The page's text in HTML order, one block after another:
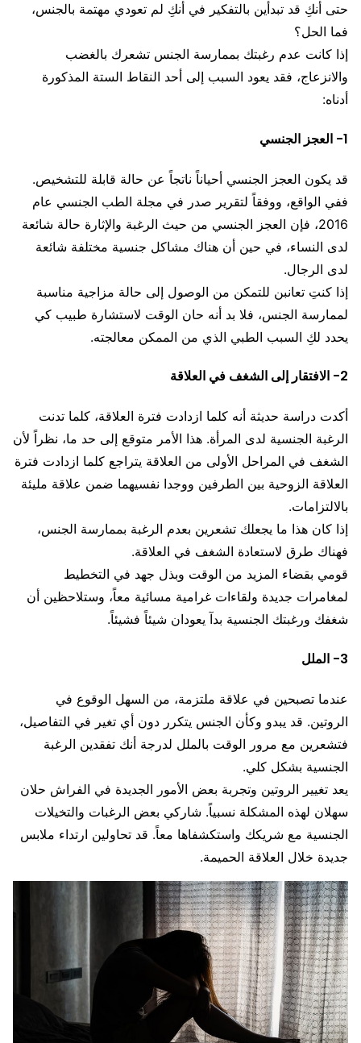
حتى أنكِ قد تبدأين بالتفكير في أنكِ لم تعودي مهتمة بالجنس،
فما الحل؟
إذا كانت عدم رغبتك بممارسة الجنس تشعرك بالغضب
والانزعاج، فقد يعود السبب إلى أحد النقاط الستة المذكورة
أدناه:
1- العجز الجنسي
قد يكون العجز الجنسي أحياناً ناتجاً عن حالة قابلة للتشخيص.
ففي الواقع، ووفقاً لتقرير صدر في مجلة الطب الجنسي عام
2016، فإن العجز الجنسي من حيث الرغبة والإثارة حالة شائعة
لدى النساء، في حين أن هناك مشاكل جنسية مختلفة شائعة
لدى الرجال.
إذا كنتِ تعانبن للتمكن من الوصول إلى حالة مزاجية مناسبة
لممارسة الجنس، فلا بد أنه حان الوقت لاستشارة طبيب كي
يحدد لكِ السبب الطبي الذي من الممكن معالجته.
2- الافتقار إلى الشغف في العلاقة
أكدت دراسة حديثة أنه كلما ازدادت فترة العلاقة، كلما تدنت
الرغبة الجنسية لدى المرأة. هذا الأمر متوقع إلى حد ما، نظراً لأن
الشغف في المراحل الأولى من العلاقة يتراجع كلما ازدادت فترة
العلاقة الزوحية بين الطرفين ووجدا نفسيهما ضمن علاقة مليئة
بالالتزامات.
إذا كان هذا ما يجعلك تشعرين بعدم الرغبة بممارسة الجنس،
فهناك طرق لاستعادة الشغف في العلاقة.
قومي بقضاء المزيد من الوقت وبذل جهد في التخطيط
لمغامرات جديدة ولقاءات غرامية مسائية معاً، وستلاحظين أن
شغفك ورغبتك الجنسية بدآ يعودان شيئاً فشيئاً.
3- الملل
عندما تصبحين في علاقة ملتزمة، من السهل الوقوع في
الروتين. قد يبدو وكأن الجنس يتكرر دون أي تغير في التفاصيل،
فتشعرين مع مرور الوقت بالملل لدرجة أنك تفقدين الرغبة
الجنسية بشكل كلي.
يعد تغيير الروتين وتجربة بعض الأمور الجديدة في الفراش حلان
سهلان لهذه المشكلة نسبياً. شاركي بعض الرغبات والتخيلات
الجنسية مع شريكك واستكشفاها معاً. قد تحاولين ارتداء ملابس
جديدة خلال العلاقة الحميمة.